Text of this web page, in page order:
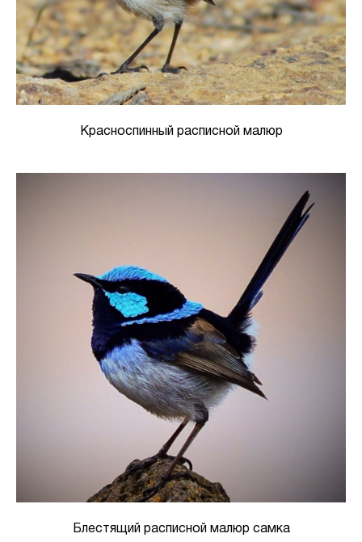
Красноспинный расписной малюр
Блестящий расписной малюр самка